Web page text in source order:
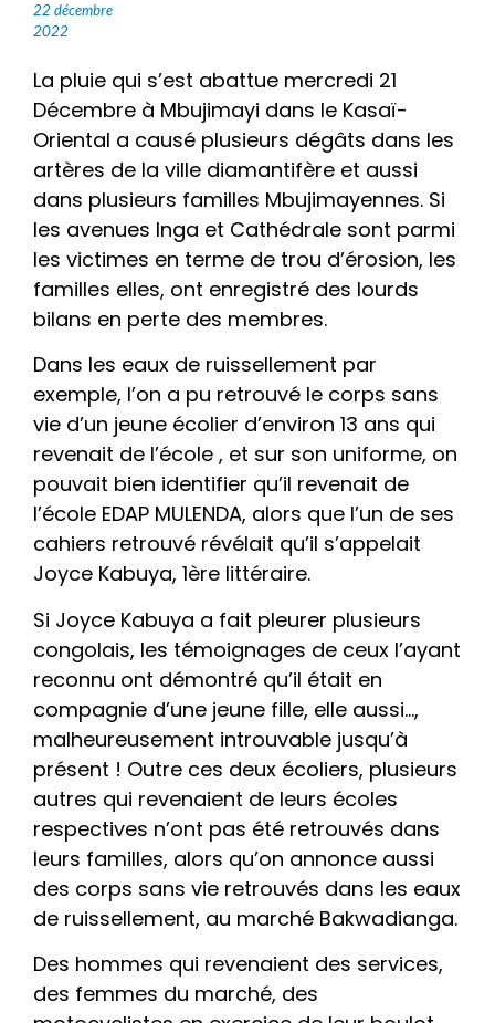
22 décembre
2022
La pluie qui s’est abattue mercredi 21
Décembre à Mbujimayi dans le Kasaï-
Oriental a causé plusieurs dégâts dans les
artères de la ville diamantifère et aussi
dans plusieurs familles Mbujimayennes. Si
les avenues Inga et Cathédrale sont parmi
les victimes en terme de trou d’érosion, les
familles elles, ont enregistré des lourds
bilans en perte des membres.
Dans les eaux de ruissellement par
exemple, l’on a pu retrouvé le corps sans
vie d’un jeune écolier d’environ 13 ans qui
revenait de l’école , et sur son uniforme, on
pouvait bien identifier qu’il revenait de
l’école EDAP MULENDA, alors que l’un de ses
cahiers retrouvé révélait qu’il s’appelait
Joyce Kabuya, 1ère littéraire.
Si Joyce Kabuya a fait pleurer plusieurs
congolais, les témoignages de ceux l’ayant
reconnu ont démontré qu’il était en
compagnie d’une jeune fille, elle aussi…,
malheureusement introuvable jusqu’à
présent ! Outre ces deux écoliers, plusieurs
autres qui revenaient de leurs écoles
respectives n’ont pas été retrouvés dans
leurs familles, alors qu’on annonce aussi
des corps sans vie retrouvés dans les eaux
de ruissellement, au marché Bakwadianga.
Des hommes qui revenaient des services,
des femmes du marché, des